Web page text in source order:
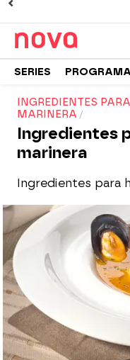
SERIES
INGREDIENTES
MARINERA
Ingredientes
marinera
Ingredientes para
Nova
Publicado:28 de